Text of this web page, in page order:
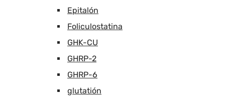
Epitalón
Foliculostatina
GHK-CU
GHRP-2
GHRP-6
glutatión